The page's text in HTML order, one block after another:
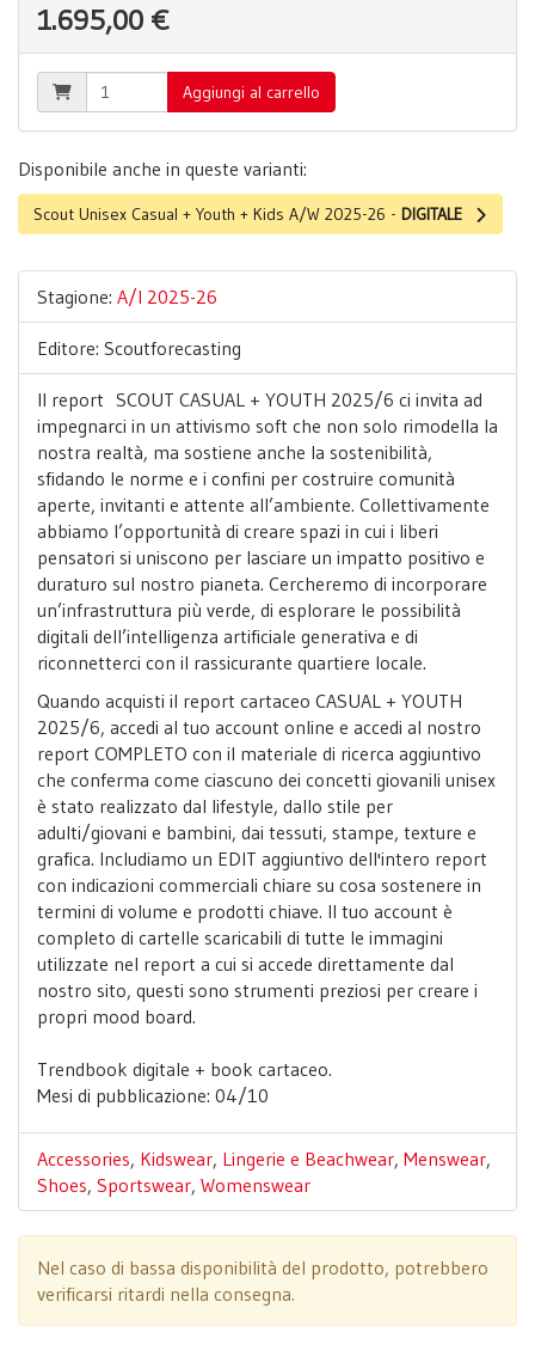
1.695,00 €
Aggiungi al carrello
Disponibile anche in queste varianti:
Scout Unisex Casual + Youth + Kids A/W 2025-26 - DIGITALE
Stagione: A/I 2025-26
Editore: Scoutforecasting
Il report SCOUT CASUAL + YOUTH 2025/6 ci invita ad
impegnarci in un attivismo soft che non solo rimodella la
nostra realtà, ma sostiene anche la sostenibilità,
sfidando le norme e i confini per costruire comunità
aperte, invitanti e attente all’ambiente. Collettivamente
abbiamo l’opportunità di creare spazi in cui i liberi
pensatori si uniscono per lasciare un impatto positivo e
duraturo sul nostro pianeta. Cercheremo di incorporare
un’infrastruttura più verde, di esplorare le possibilità
digitali dell’intelligenza artificiale generativa e di
riconnetterci con il rassicurante quartiere locale.
Quando acquisti il report cartaceo CASUAL + YOUTH
2025/6, accedi al tuo account online e accedi al nostro
report COMPLETO con il materiale di ricerca aggiuntivo
che conferma come ciascuno dei concetti giovanili unisex
è stato realizzato dal lifestyle, dallo stile per
adulti/giovani e bambini, dai tessuti, stampe, texture e
grafica. Includiamo un EDIT aggiuntivo dell'intero report
con indicazioni commerciali chiare su cosa sostenere in
termini di volume e prodotti chiave. Il tuo account è
completo di cartelle scaricabili di tutte le immagini
utilizzate nel report a cui si accede direttamente dal
nostro sito, questi sono strumenti preziosi per creare i
propri mood board.
Trendbook digitale + book cartaceo.
Mesi di pubblicazione: 04/10
Accessories, Kidswear, Lingerie e Beachwear, Menswear,
Shoes, Sportswear, Womenswear
Nel caso di bassa disponibilità del prodotto, potrebbero
verificarsi ritardi nella consegna.